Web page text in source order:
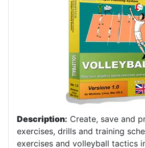
Description: Create, save and
exercises, drills and training
exercises and volleyball tactics